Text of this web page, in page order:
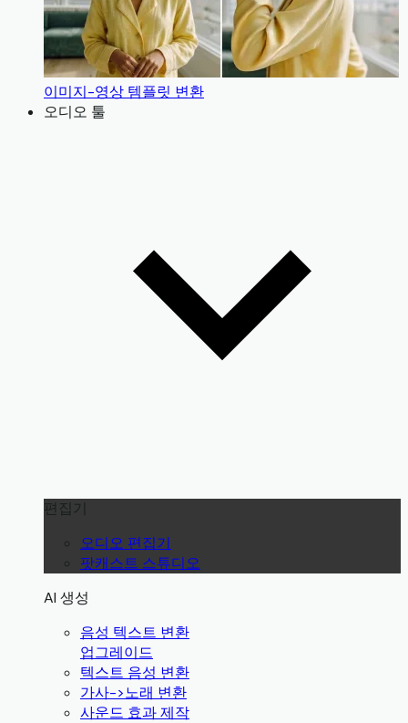
이미지-영상 템플릿 변환
오디오 툴
편집기
오디오 편집기
팟캐스트 스튜디오
AI 생성
음성 텍스트 변환
업그레이드
텍스트 음성 변환
가사->노래 변환
사운드 효과 제작